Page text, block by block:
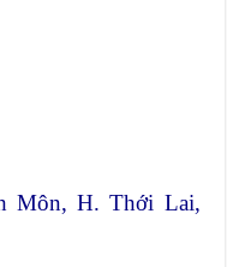
Môn, H. Thới Lai,